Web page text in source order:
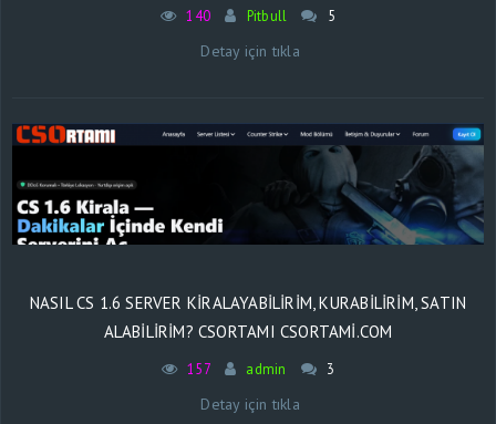
140 Pitbull 5
Detay için tıkla
NASIL CS 1.6 SERVER KIRALAYABILIRIM, KURABILIRIM, SATIN
ALABILIRIM? CSORTAMI CSORTAMI.COM
157 admin 3
Detay için tıkla